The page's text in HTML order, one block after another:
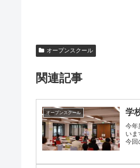
オープンスクール
関連記事
オープンスクール 学
今年
いま
今回